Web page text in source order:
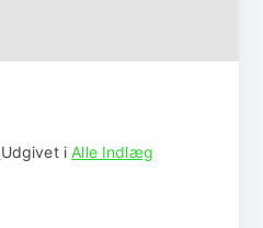
Udgivet iAlle Indlæg